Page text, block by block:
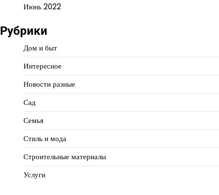
Июнь 2022
Рубрики
Дом и быт
Интересное
Новости разные
Сад
Семья
Стиль и мода
Строительные материалы
Услуги